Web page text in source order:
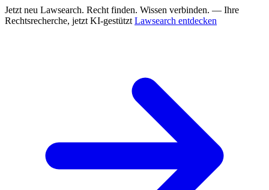
Jetzt neu Lawsearch. Recht finden. Wissen verbinden. — Ihre
Rechtsrecherche, jetzt KI-gestützt Lawsearch entdecken